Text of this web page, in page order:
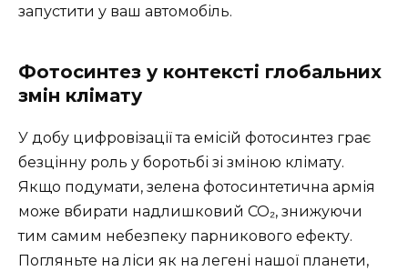
запустити у ваш автомобіль.
Фотосинтез у контексті глобальних
змін клімату
У добу цифровізації та емісій фотосинтез грає
безцінну роль у боротьбі зі зміною клімату.
Якщо подумати, зелена фотосинтетична армія
може вбирати надлишковий CO₂, знижуючи
тим самим небезпеку парникового ефекту.
Погляньте на ліси як на легені нашої планети,